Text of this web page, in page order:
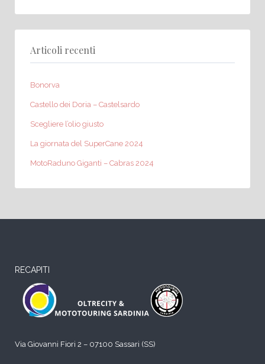
Articoli recenti
Bonorva
Castello dei Doria – Castelsardo
Scegliere l’olio giusto
La giornata del SuperCane 2024
MotoRaduno Giganti – Cabras 2024
RECAPITI
Via Giovanni Fiori 2 – 07100 Sassari (SS)